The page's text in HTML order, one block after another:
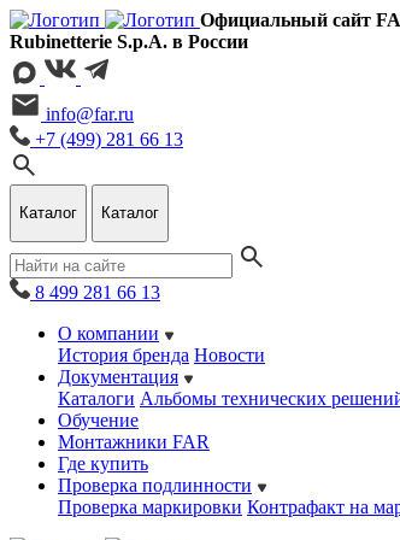
Официальный сайт
Rubinetterie S.p.A. в России
info@far.ru
+7 (499) 281 66 13
Каталог Каталог
8 499 281 66 13
О компании
История бренда Новости
Документация
Каталоги Альбомы технических
Обучение
Монтажники FAR
Где купить
Проверка подлинности
Проверка маркировки Контрафакт на